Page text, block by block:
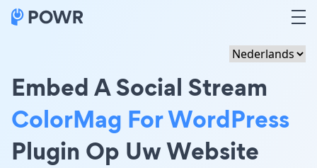
Embed A Social Stream
ColorMag For WordPress
Plugin Op Uw Website